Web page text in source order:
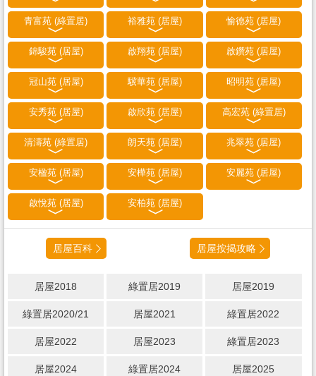
青富苑 (綠置居) 裕雅苑 (居屋) 愉德苑 (居屋)
錦駿苑 (居屋) 啟翔苑 (居屋) 啟鑽苑 (居屋)
冠山苑 (居屋) 驥華苑 (居屋) 昭明苑 (居屋)
安秀苑 (居屋) 啟欣苑 (居屋) 高宏苑 (綠置居)
清濤苑 (綠置居) 朗天苑 (居屋) 兆翠苑 (居屋)
安楹苑 (居屋) 安樺苑 (居屋) 安麗苑 (居屋)
啟悅苑 (居屋) 安柏苑 (居屋)
居屋百科 居屋按揭攻略
居屋2018 綠置居2019 居屋2019
綠置居2020/21 居屋2021 綠置居2022
居屋2022 居屋2023 綠置居2023
居屋2024 綠置居2024 居屋2025